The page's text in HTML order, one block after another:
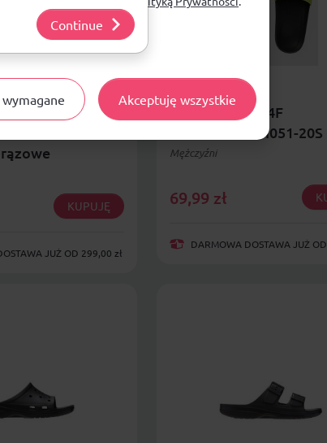
męskie
KUPUJĘ
JUŻ OD 299,00 zł
Klapki męskie 4F
4FRSS26FSLIM051-20S
Mężczyźni
69,99 zł
DARMOWA DOSTAWA JUŻ
Akceptuję wszystkie
Continue